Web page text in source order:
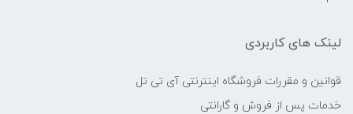
لینک های کاربردی
قوانین و مقررات فروشگاه اینترنتی آی تی تل
خدمات پس از فروش و گارانتی